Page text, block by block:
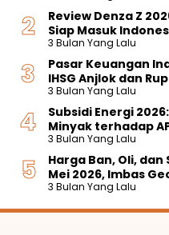
Review Denza Z
Siap Masuk
3 Bulan Yang Lalu
Pasar Keuangan
IHSG Anjlok dan
3 Bulan Yang Lalu
Subsidi Energi
Minyak terhadap
3 Bulan Yang Lalu
Harga Ban, Oli,
Mei 2026, Imbas
3 Bulan Yang Lalu